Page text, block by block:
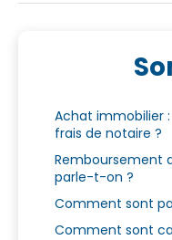
Achat immobilier
frais de notaire ?
Remboursement
parle-t-on ?
Comment sont
Comment sont